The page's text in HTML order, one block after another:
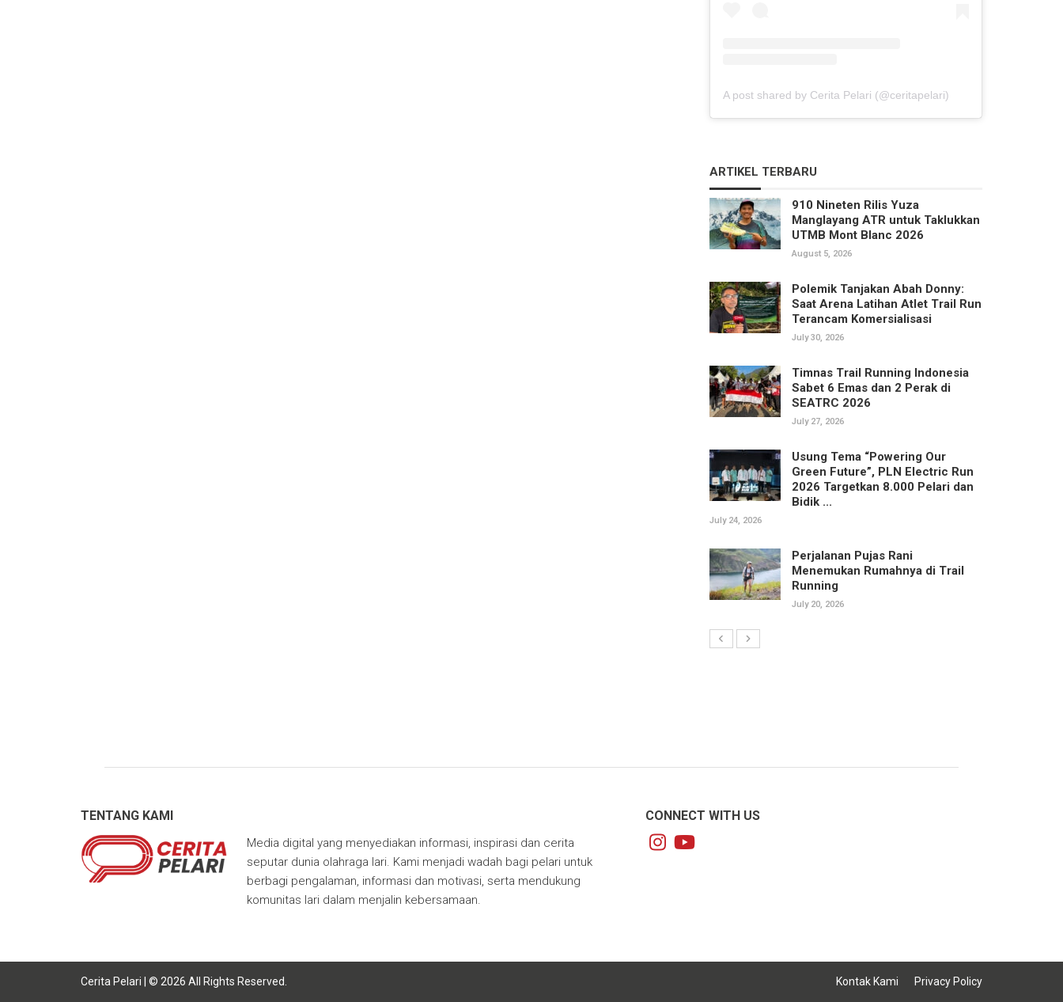
A post shared by Cerita Pelari (@ceritapelari)
ARTIKEL TERBARU
910 Nineten Rilis Yuza
Manglayang ATR untuk Taklukkan
UTMB Mont Blanc 2026
August 5, 2026
Polemik Tanjakan Abah Donny:
Saat Arena Latihan Atlet Trail Run
Terancam Komersialisasi
July 30, 2026
Timnas Trail Running Indonesia
Sabet 6 Emas dan 2 Perak di
SEATRC 2026
July 27, 2026
Usung Tema “Powering Our
Green Future”, PLN Electric Run
2026 Targetkan 8.000 Pelari dan
Bidik ...
July 24, 2026
Perjalanan Pujas Rani
Menemukan Rumahnya di Trail
Running
July 20, 2026
TENTANG KAMI
Media digital yang menyediakan informasi, inspirasi dan cerita
seputar dunia olahraga lari. Kami menjadi wadah bagi pelari untuk
berbagi pengalaman, informasi dan motivasi, serta mendukung
komunitas lari dalam menjalin kebersamaan.
CONNECT WITH US
Cerita Pelari | © 2026 All Rights Reserved. Kontak Kami Privacy Policy